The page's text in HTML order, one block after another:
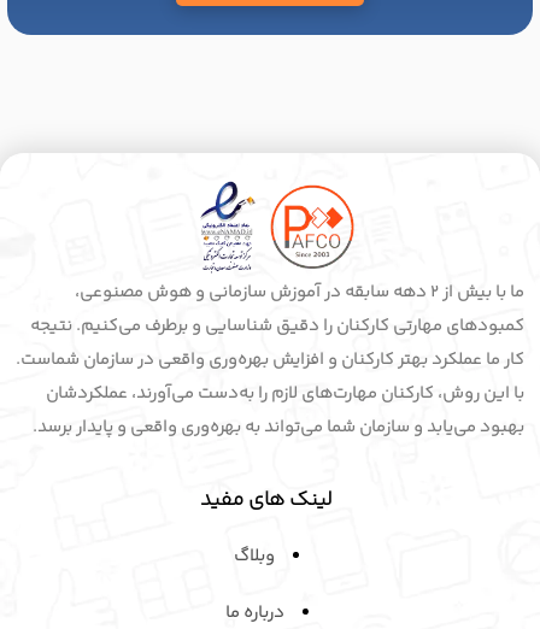
ما با بیش از 2 دهه سابقه در آموزش سازمانی و هوش مصنوعی،
کمبودهای مهارتی کارکنان را دقیق شناسایی و برطرف می‌کنیم. نتیجه
کار ما عملکرد بهتر کارکنان و افزایش بهره‌وری واقعی در سازمان شماست.
با این روش، کارکنان مهارت‌های لازم را به‌دست می‌آورند، عملکردشان
بهبود می‌یابد و سازمان شما می‌تواند به بهره‌وری واقعی و پایدار برسد.
لینک های مفید
وبلاگ
درباره ما